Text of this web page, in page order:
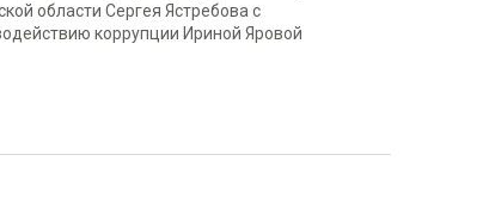
области Сергея Ястребова с
коррупции Ириной Яровой